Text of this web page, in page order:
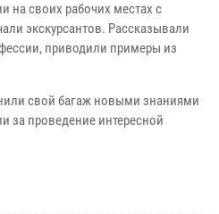
на своих рабочих местах с
экскурсантов. Рассказывали
приводили примеры из
свой багаж новыми знаниями
за проведение интересной